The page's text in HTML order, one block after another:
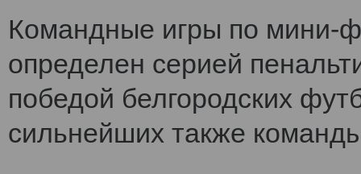
Командные игры по мини-
определен серией
победой белгородских
сильнейших также